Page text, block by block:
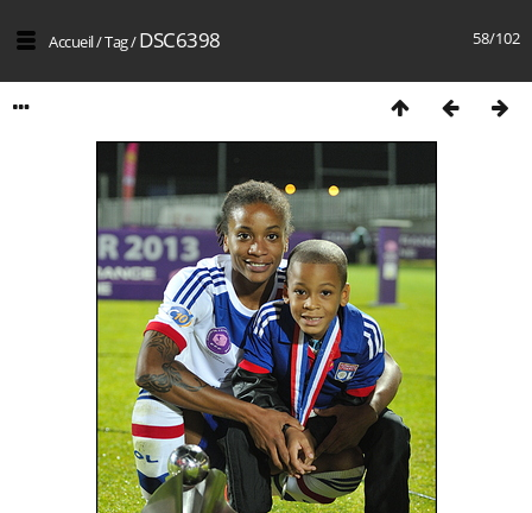
58/102
Accueil/Tag/DSC6398